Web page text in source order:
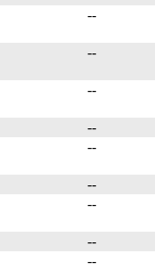
--
--
--
--
--
--
--
--
--